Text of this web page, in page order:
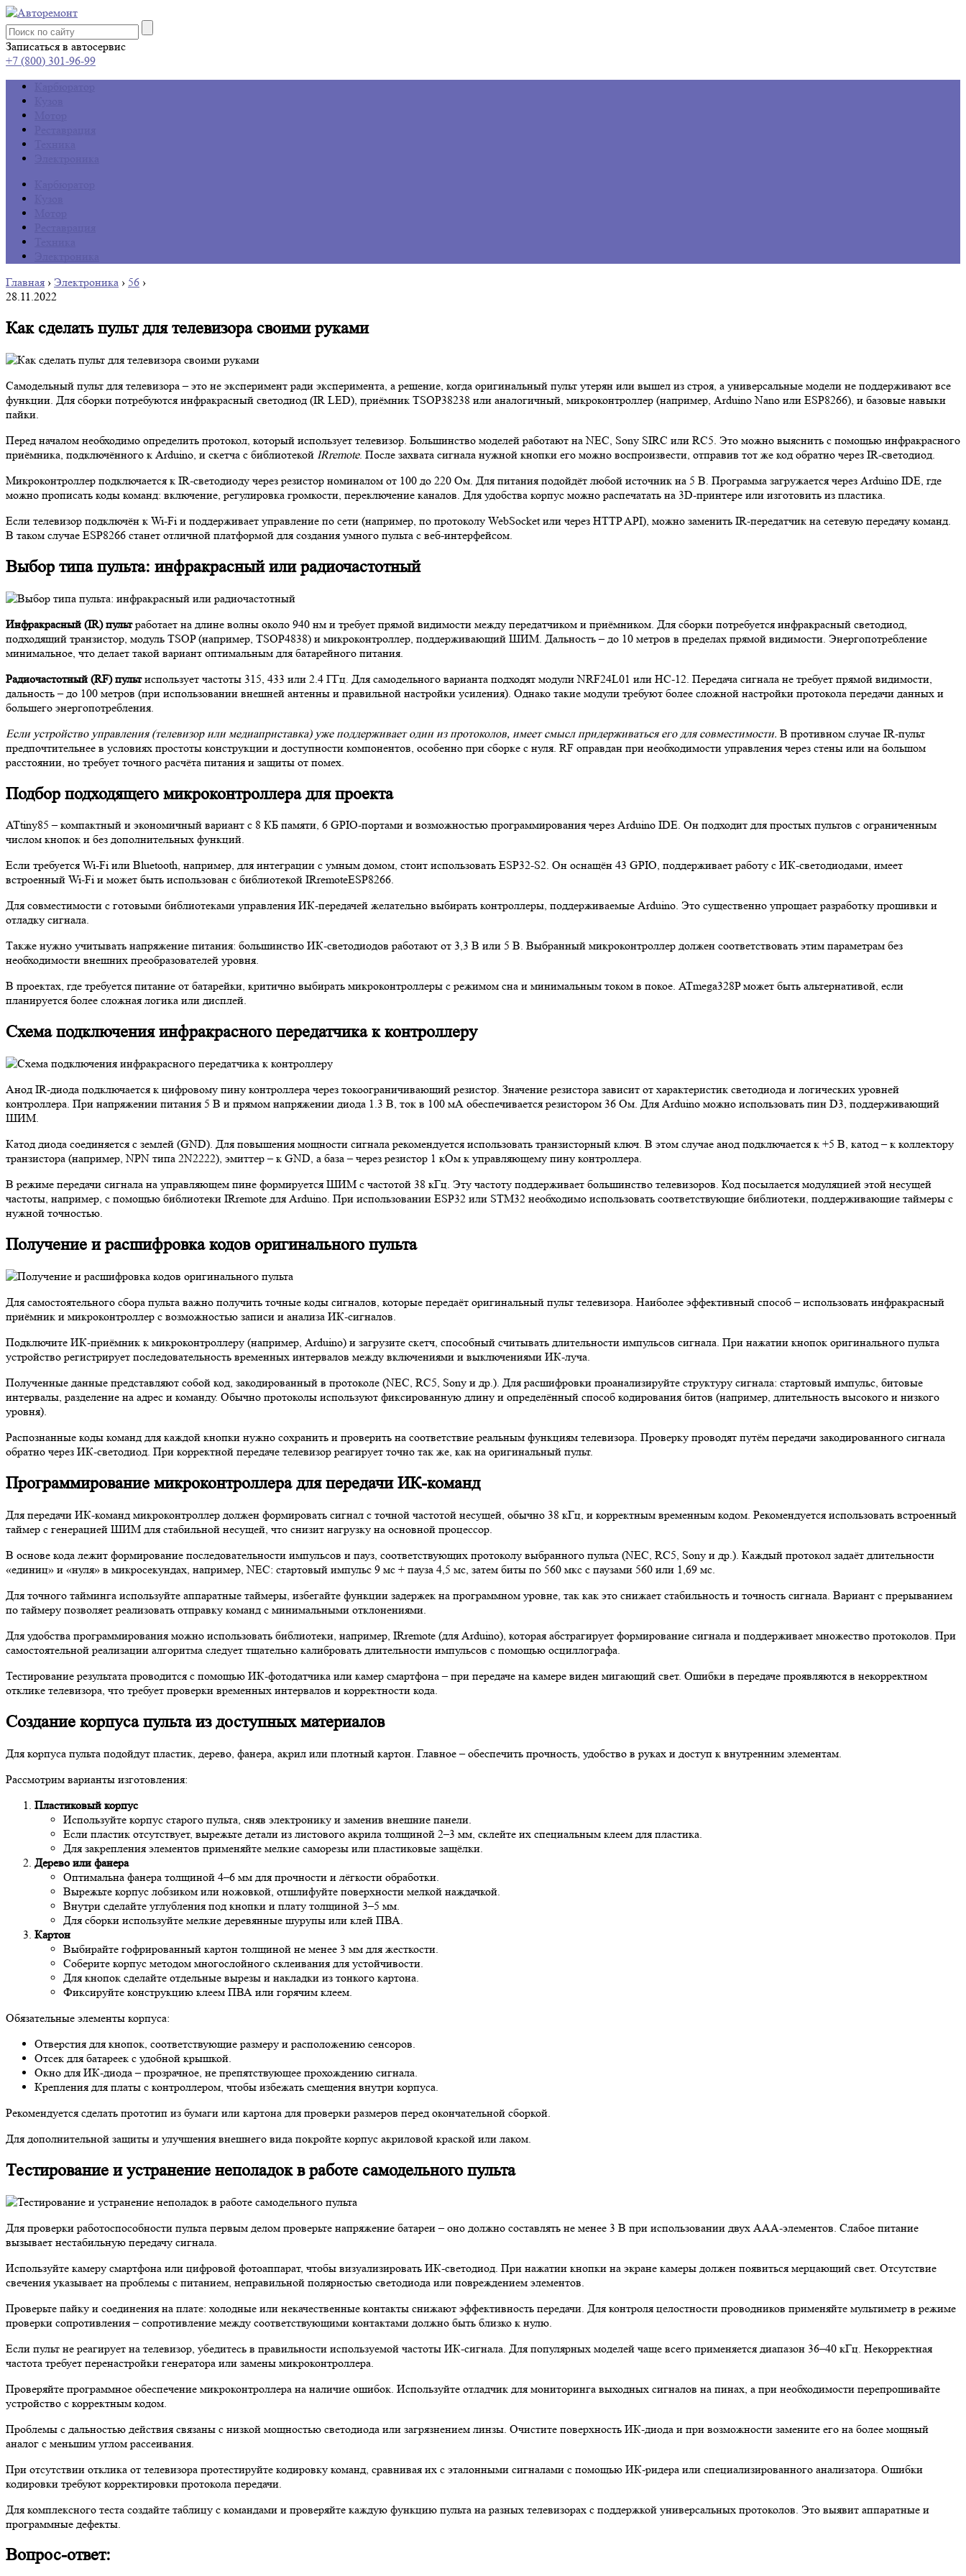
Записаться в автосервис
+7 (800) 301-96-99
Главная › Электроника › 56 ›
28.11.2022
Как сделать пульт для телевизора своими руками
Самодельный пульт для телевизора – это не эксперимент ради эксперимента, а решение, когда оригинальный пульт утерян или вышел из строя, а универсальные модели не поддерживают все
функции. Для сборки потребуются инфракрасный светодиод (IR LED), приёмник TSOP38238 или аналогичный, микроконтроллер (например, Arduino Nano или ESP8266), и базовые навыки
пайки.
Перед началом необходимо определить протокол, который использует телевизор. Большинство моделей работают на NEC, Sony SIRC или RC5. Это можно выяснить с помощью инфракрасного
приёмника, подключённого к Arduino, и скетча с библиотекой IRremote. После захвата сигнала нужной кнопки его можно воспроизвести, отправив тот же код обратно через IR-светодиод.
Микроконтроллер подключается к IR-светодиоду через резистор номиналом от 100 до 220 Ом. Для питания подойдёт любой источник на 5 В. Программа загружается через Arduino IDE, где
можно прописать коды команд: включение, регулировка громкости, переключение каналов. Для удобства корпус можно распечатать на 3D-принтере или изготовить из пластика.
Если телевизор подключён к Wi-Fi и поддерживает управление по сети (например, по протоколу WebSocket или через HTTP API), можно заменить IR-передатчик на сетевую передачу команд.
В таком случае ESP8266 станет отличной платформой для создания умного пульта с веб-интерфейсом.
Выбор типа пульта: инфракрасный или радиочастотный
Инфракрасный (IR) пультработает на длине волны около 940 нм и требует прямой видимости между передатчиком и приёмником. Для сборки потребуется инфракрасный светодиод,
подходящий транзистор, модуль TSOP (например, TSOP4838) и микроконтроллер, поддерживающий ШИМ. Дальность – до 10 метров в пределах прямой видимости. Энергопотребление
минимальное, что делает такой вариант оптимальным для батарейного питания.
Радиочастотный (RF) пультиспользует частоты 315, 433 или 2.4 ГГц. Для самодельного варианта подходят модули NRF24L01 или HC-12. Передача сигнала не требует прямой видимости,
дальность – до 100 метров (при использовании внешней антенны и правильной настройки усиления). Однако такие модули требуют более сложной настройки протокола передачи данных и
большего энергопотребления.
Если устройство управления (телевизор или медиаприставка) уже поддерживает один из протоколов, имеет смысл придерживаться его для совместимости. В противном случае IR-пульт
предпочтительнее в условиях простоты конструкции и доступности компонентов, особенно при сборке с нуля. RF оправдан при необходимости управления через стены или на большом
расстоянии, но требует точного расчёта питания и защиты от помех.
Подбор подходящего микроконтроллера для проекта
ATtiny85 – компактный и экономичный вариант с 8 КБ памяти, 6 GPIO-портами и возможностью программирования через Arduino IDE. Он подходит для простых пультов с ограниченным
числом кнопок и без дополнительных функций.
Если требуется Wi-Fi или Bluetooth, например, для интеграции с умным домом, стоит использовать ESP32-S2. Он оснащён 43 GPIO, поддерживает работу с ИК-светодиодами, имеет
встроенный Wi-Fi и может быть использован с библиотекой IRremoteESP8266.
Для совместимости с готовыми библиотеками управления ИК-передачей желательно выбирать контроллеры, поддерживаемые Arduino. Это существенно упрощает разработку прошивки и
отладку сигнала.
Также нужно учитывать напряжение питания: большинство ИК-светодиодов работают от 3,3 В или 5 В. Выбранный микроконтроллер должен соответствовать этим параметрам без
необходимости внешних преобразователей уровня.
В проектах, где требуется питание от батарейки, критично выбирать микроконтроллеры с режимом сна и минимальным током в покое. ATmega328P может быть альтернативой, если
планируется более сложная логика или дисплей.
Схема подключения инфракрасного передатчика к контроллеру
Анод IR-диода подключается к цифровому пину контроллера через токоограничивающий резистор. Значение резистора зависит от характеристик светодиода и логических уровней
контроллера. При напряжении питания 5 В и прямом напряжении диода 1.3 В, ток в 100 мА обеспечивается резистором 36 Ом. Для Arduino можно использовать пин D3, поддерживающий
ШИМ.
Катод диода соединяется с землей (GND). Для повышения мощности сигнала рекомендуется использовать транзисторный ключ. В этом случае анод подключается к +5 В, катод – к коллектору
транзистора (например, NPN типа 2N2222), эмиттер – к GND, а база – через резистор 1 кОм к управляющему пину контроллера.
В режиме передачи сигнала на управляющем пине формируется ШИМ с частотой 38 кГц. Эту частоту поддерживает большинство телевизоров. Код посылается модуляцией этой несущей
частоты, например, с помощью библиотеки IRremote для Arduino. При использовании ESP32 или STM32 необходимо использовать соответствующие библиотеки, поддерживающие таймеры с
нужной точностью.
Получение и расшифровка кодов оригинального пульта
Для самостоятельного сбора пульта важно получить точные коды сигналов, которые передаёт оригинальный пульт телевизора. Наиболее эффективный способ – использовать инфракрасный
приёмник и микроконтроллер с возможностью записи и анализа ИК-сигналов.
Подключите ИК-приёмник к микроконтроллеру (например, Arduino) и загрузите скетч, способный считывать длительности импульсов сигнала. При нажатии кнопок оригинального пульта
устройство регистрирует последовательность временных интервалов между включениями и выключениями ИК-луча.
Полученные данные представляют собой код, закодированный в протоколе (NEC, RC5, Sony и др.). Для расшифровки проанализируйте структуру сигнала: стартовый импульс, битовые
интервалы, разделение на адрес и команду. Обычно протоколы используют фиксированную длину и определённый способ кодирования битов (например, длительность высокого и низкого
уровня).
Распознанные коды команд для каждой кнопки нужно сохранить и проверить на соответствие реальным функциям телевизора. Проверку проводят путём передачи закодированного сигнала
обратно через ИК-светодиод. При корректной передаче телевизор реагирует точно так же, как на оригинальный пульт.
Программирование микроконтроллера для передачи ИК-команд
Для передачи ИК-команд микроконтроллер должен формировать сигнал с точной частотой несущей, обычно 38 кГц, и корректным временным кодом. Рекомендуется использовать встроенный
таймер с генерацией ШИМ для стабильной несущей, что снизит нагрузку на основной процессор.
В основе кода лежит формирование последовательности импульсов и пауз, соответствующих протоколу выбранного пульта (NEC, RC5, Sony и др.). Каждый протокол задаёт длительности
«единиц» и «нуля» в микросекундах, например, NEC: стартовый импульс 9 мс + пауза 4,5 мс, затем биты по 560 мкс с паузами 560 или 1,69 мс.
Для точного тайминга используйте аппаратные таймеры, избегайте функции задержек на программном уровне, так как это снижает стабильность и точность сигнала. Вариант с прерыванием
по таймеру позволяет реализовать отправку команд с минимальными отклонениями.
Для удобства программирования можно использовать библиотеки, например, IRremote (для Arduino), которая абстрагирует формирование сигнала и поддерживает множество протоколов. При
самостоятельной реализации алгоритма следует тщательно калибровать длительности импульсов с помощью осциллографа.
Тестирование результата проводится с помощью ИК-фотодатчика или камер смартфона – при передаче на камере виден мигающий свет. Ошибки в передаче проявляются в некорректном
отклике телевизора, что требует проверки временных интервалов и корректности кода.
Создание корпуса пульта из доступных материалов
Для корпуса пульта подойдут пластик, дерево, фанера, акрил или плотный картон. Главное – обеспечить прочность, удобство в руках и доступ к внутренним элементам.
Рассмотрим варианты изготовления:
Пластиковый корпус
Используйте корпус старого пульта, сняв электронику и заменив внешние панели.
Если пластик отсутствует, вырежьте детали из листового акрила толщиной 2–3 мм, склейте их специальным клеем для пластика.
Для закрепления элементов применяйте мелкие саморезы или пластиковые защёлки.
Дерево или фанера
Оптимальна фанера толщиной 4–6 мм для прочности и лёгкости обработки.
Вырежьте корпус лобзиком или ножовкой, отшлифуйте поверхности мелкой наждачкой.
Внутри сделайте углубления под кнопки и плату толщиной 3–5 мм.
Для сборки используйте мелкие деревянные шурупы или клей ПВА.
Картон
Выбирайте гофрированный картон толщиной не менее 3 мм для жесткости.
Соберите корпус методом многослойного склеивания для устойчивости.
Для кнопок сделайте отдельные вырезы и накладки из тонкого картона.
Фиксируйте конструкцию клеем ПВА или горячим клеем.
Обязательные элементы корпуса:
Отверстия для кнопок, соответствующие размеру и расположению сенсоров.
Отсек для батареек с удобной крышкой.
Окно для ИК-диода – прозрачное, не препятствующее прохождению сигнала.
Крепления для платы с контроллером, чтобы избежать смещения внутри корпуса.
Рекомендуется сделать прототип из бумаги или картона для проверки размеров перед окончательной сборкой.
Для дополнительной защиты и улучшения внешнего вида покройте корпус акриловой краской или лаком.
Тестирование и устранение неполадок в работе самодельного пульта
Для проверки работоспособности пульта первым делом проверьте напряжение батареи – оно должно составлять не менее 3 В при использовании двух AAA-элементов. Слабое питание
вызывает нестабильную передачу сигнала.
Используйте камеру смартфона или цифровой фотоаппарат, чтобы визуализировать ИК-светодиод. При нажатии кнопки на экране камеры должен появиться мерцающий свет. Отсутствие
свечения указывает на проблемы с питанием, неправильной полярностью светодиода или повреждением элементов.
Проверьте пайку и соединения на плате: холодные или некачественные контакты снижают эффективность передачи. Для контроля целостности проводников применяйте мультиметр в режиме
проверки сопротивления – сопротивление между соответствующими контактами должно быть близко к нулю.
Если пульт не реагирует на телевизор, убедитесь в правильности используемой частоты ИК-сигнала. Для популярных моделей чаще всего применяется диапазон 36–40 кГц. Некорректная
частота требует перенастройки генератора или замены микроконтроллера.
Проверяйте программное обеспечение микроконтроллера на наличие ошибок. Используйте отладчик для мониторинга выходных сигналов на пинах, а при необходимости перепрошивайте
устройство с корректным кодом.
Проблемы с дальностью действия связаны с низкой мощностью светодиода или загрязнением линзы. Очистите поверхность ИК-диода и при возможности замените его на более мощный
аналог с меньшим углом рассеивания.
При отсутствии отклика от телевизора протестируйте кодировку команд, сравнивая их с эталонными сигналами с помощью ИК-ридера или специализированного анализатора. Ошибки
кодировки требуют корректировки протокола передачи.
Для комплексного теста создайте таблицу с командами и проверяйте каждую функцию пульта на разных телевизорах с поддержкой универсальных протоколов. Это выявит аппаратные и
программные дефекты.
Вопрос-ответ: